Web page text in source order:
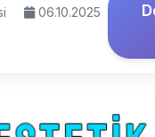
06.10.2025